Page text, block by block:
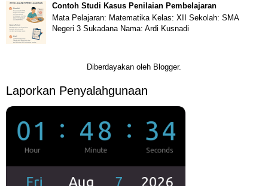
Contoh Studi Kasus Penilaian Pembelajaran
Mata Pelajaran: Matematika Kelas: XII Sekolah: SMA
Negeri 3 Sukadana Nama: Ardi Kusnadi
Diberdayakan oleh Blogger.
Laporkan Penyalahgunaan